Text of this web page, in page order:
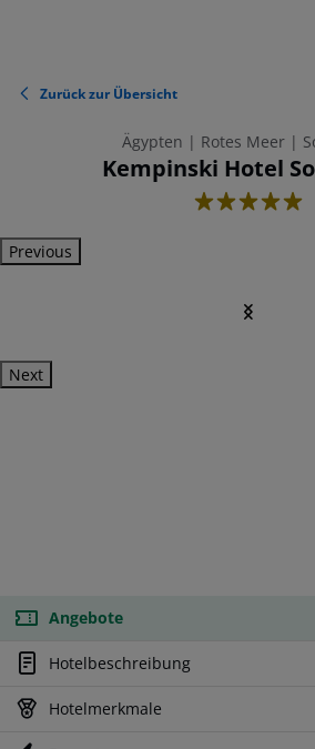
Zurück zur Übersicht
Ägypten | Rotes Meer |
Kempinski Hotel
5
Previous
Next
Angebote
Hotelbeschreibung
Hotelmerkmale